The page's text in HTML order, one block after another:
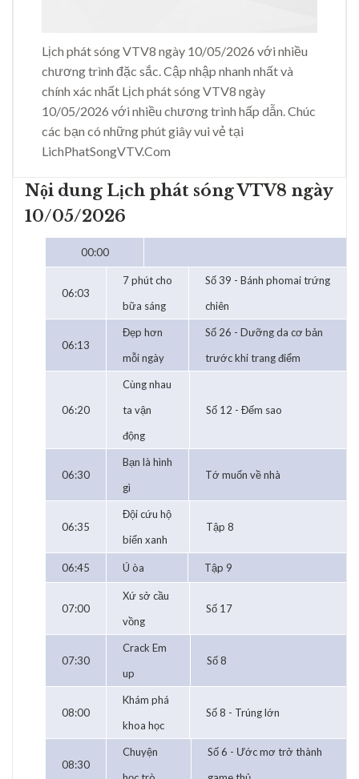
Lịch phát sóng VTV8 ngày 10/05/2026 với nhiều
chương trình đặc sắc. Cập nhập nhanh nhất và
chính xác nhất Lịch phát sóng VTV8 ngày
10/05/2026 với nhiều chương trình hấp dẫn. Chúc
các bạn có những phút giây vui vẻ tại
LichPhatSongVTV.Com
Nội dung Lịch phát sóng VTV8 ngày
10/05/2026
00:00
06:03
7 phút cho
bữa sáng
Số 39 - Bánh phomai trứng
chiên
06:13
Đẹp hơn
mỗi ngày
Số 26 - Dưỡng da cơ bản
trước khi trang điểm
06:20
Cùng nhau
ta vận
động
Số 12 - Đếm sao
06:30
Bạn là hình
gì
Tớ muốn về nhà
06:35
Đội cứu hộ
biển xanh
Tập 8
06:45 Ú òa Tập 9
07:00
Xứ sở cầu
vồng
Số 17
07:30
Crack Em
up
Số 8
08:00
Khám phá
khoa học
Số 8 - Trúng lớn
08:30
Chuyện
Số 6 - Ước mơ trở thành